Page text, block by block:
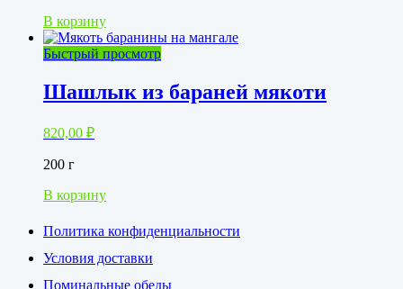
В корзину
Быстрый просмотр
Шашлык из бараней мякоти
820,00 ₽
200 г
В корзину
Политика конфиденциальности
Условия доставки
Поминальные обеды